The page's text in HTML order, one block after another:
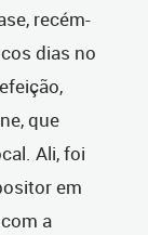
recém-
dias no
que
Ali, foi
em
a